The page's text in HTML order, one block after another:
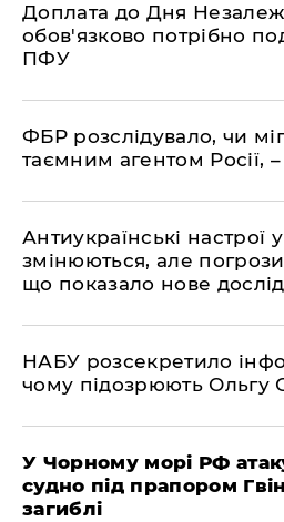
Доплата до Дня
обов'язково потрібно
ПФУ
ФБР розслідувало, чи
таємним агентом Росії,
Антиукраїнські настрої
змінюються, але
що показало нове
НАБУ розсекретило
чому підозрюють Ольгу
У Чорному морі РФ
судно під прапором
загиблі